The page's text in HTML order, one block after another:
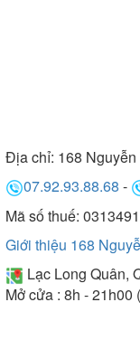
Địa chỉ: 168
07.92.93.88.68 -
Mã số thuế:
Giới thiệu 168
Lạc Long Quân,
Mở cửa : 8h -